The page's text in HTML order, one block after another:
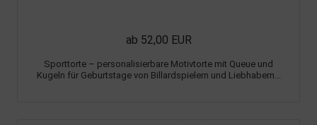
ab 52,00 EUR
Sporttorte – personalisierbare Motivtorte mit Queue und
Kugeln für Geburtstage von Billardspielern und Liebhabern...